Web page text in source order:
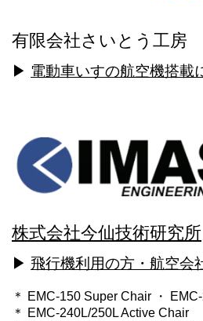
有限会社さいとう工房
▶ 電動車いすの航空機搭載
株式会社今仙技術研究所
▶ 飛行機利用の方・航空会
＊ EMC-150 Super Chair ・
＊ EMC-240L/250L Active Chair